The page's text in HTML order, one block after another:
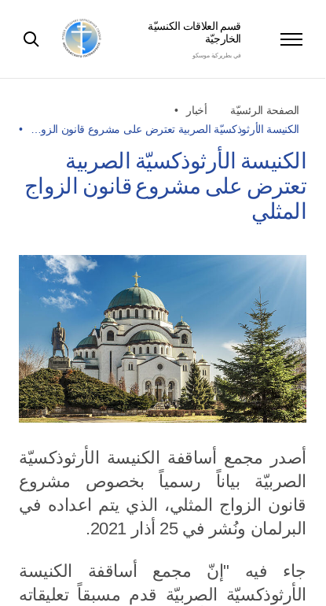
قسم العلاقات الكنسيّة
الخارجيّة
في بطريركية موسكو
الصفحة الرئسيّة
أخبار
الكنيسة الأرثوذكسيّة الصربية تعترض على مشروع قانون الزو…
الكنيسة الأرثوذكسيّة الصربية
تعترض على مشروع قانون الزواج
المثلي
أصدر مجمع أساقفة الكنيسة الأرثوذكسيّة
الصربيّة بياناً رسمياً بخصوص مشروع
قانون الزواج المثلي، الذي يتم اعداده في
البرلمان ونُشر في 25 أذار 2021.
جاء فيه "إنّ مجمع أساقفة الكنيسة
الأرثوذكسيّة الصربيّة قدم مسبقاً تعليقاته